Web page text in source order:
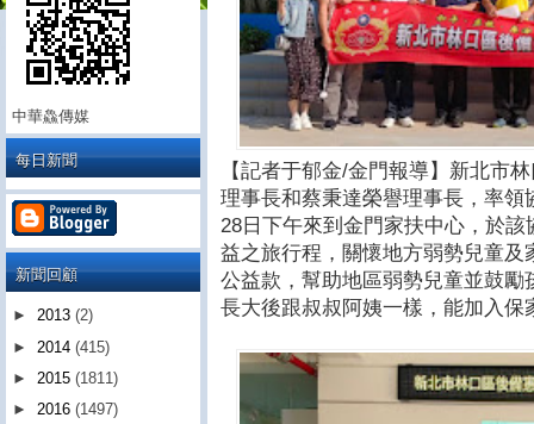
【記者于郁金/金門報導】新北市
理事長和蔡秉達榮譽理事長，率
28日下午來到金門家扶中心，於
益之旅行程，關懷地方弱勢兒童
公益款，幫助地區弱勢兒童並鼓
長大後跟叔叔阿姨一樣，能加入保
中華鱻傳媒
每日新聞
新聞回顧
► 2013 (2)
► 2014 (415)
► 2015 (1811)
► 2016 (1497)